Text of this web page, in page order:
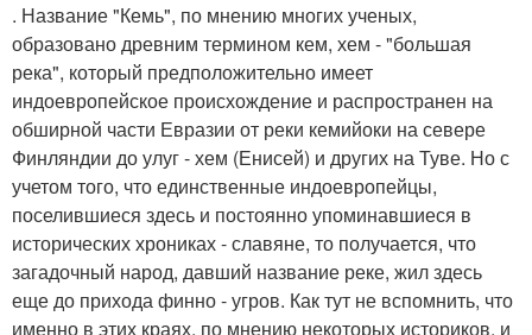
. Название "Кемь", по мнению многих ученых,
образовано древним термином кем, хем - "большая
река", который предположительно имеет
индоевропейское происхождение и распространен на
обширной части Евразии от реки кемийоки на севере
Финляндии до улуг - хем (Енисей) и других на Туве. Но с
учетом того, что единственные индоевропейцы,
поселившиеся здесь и постоянно упоминавшиеся в
исторических хрониках - славяне, то получается, что
загадочный народ, давший название реке, жил здесь
еще до прихода финно - угров. Как тут не вспомнить, что
именно в этих краях, по мнению некоторых историков, и